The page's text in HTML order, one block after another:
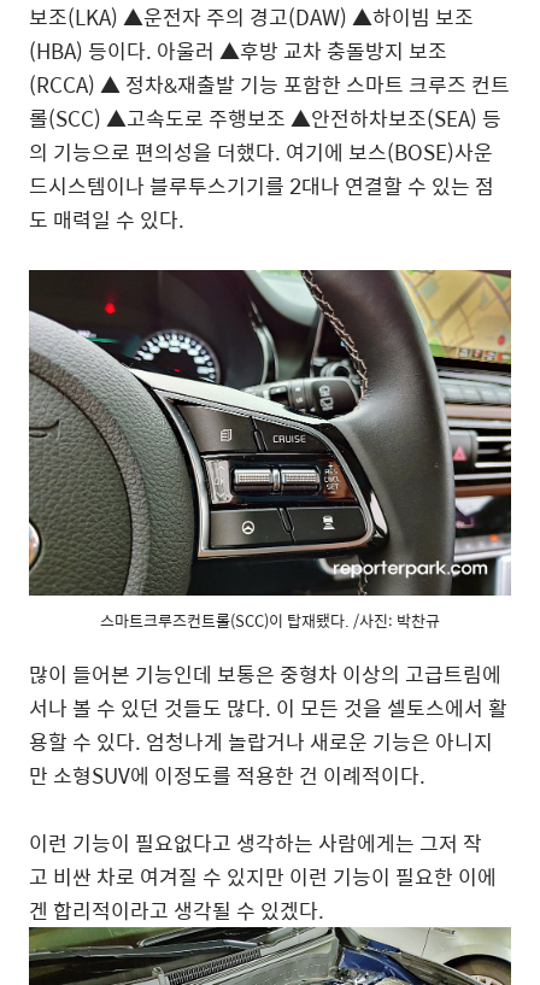
보조(LKA) ▲운전자 주의 경고(DAW) ▲하이빔 보조
(HBA) 등이다. 아울러 ▲후방 교차 충돌방지 보조
(RCCA) ▲ 정차&재출발 기능 포함한 스마트 크루즈 컨트
롤(SCC) ▲고속도로 주행보조 ▲안전하차보조(SEA) 등
의 기능으로 편의성을 더했다. 여기에 보스(BOSE)사운
드시스템이나 블루투스기기를 2대나 연결할 수 있는 점
도 매력일 수 있다.
스마트크루즈컨트롤(SCC)이 탑재됐다. /사진: 박찬규
많이 들어본 기능인데 보통은 중형차 이상의 고급트림에
서나 볼 수 있던 것들도 많다. 이 모든 것을 셀토스에서 활
용할 수 있다. 엄청나게 놀랍거나 새로운 기능은 아니지
만 소형SUV에 이정도를 적용한 건 이례적이다.
이런 기능이 필요없다고 생각하는 사람에게는 그저 작
고 비싼 차로 여겨질 수 있지만 이런 기능이 필요한 이에
겐 합리적이라고 생각될 수 있겠다.